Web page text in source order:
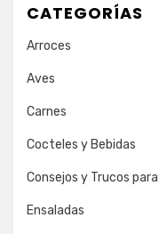
CATEGORÍAS
Arroces
Aves
Carnes
Cocteles y Bebidas
Consejos y Trucos
Ensaladas